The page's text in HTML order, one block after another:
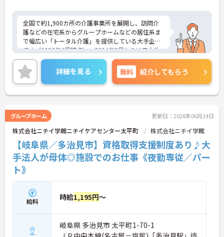
全国で約1,900カ所の介護事業所を展開し、訪問介
護などの在宅系からグループホームなどの居住系ま
で幅広い「トータル介護」を提供している大手企業
です（2026年4月時点）。2024年6月からは日本生
命グループの一員となり、さらに安定した経営基盤
のもとでお客様に安心をお届けしています。職員一
人ひとりの「働きやすさ」と「キャリア」を大切に
する社風が特徴です。福利厚生が非常に充実してお
り、10歳～18歳のお子様を持つ方への「子ども手
「保育利用手当」など、仕事と子育ての両立を強力
にバックアップしています。 また、資格取得を目指
せる支援制度（会社負担やキャッシュバック）が整
っており、スキルアップやキャリアアップ（サービ
ス提供責任者、管理者など）に向けた段階的な研修
も豊富です。日々の頑張りは手当や賃金制度でしっ
かりと評価されるため、高いモチベーションを保ち
ながら長く安心して働ける環境です。
＜家庭的で温かい！少人数のグループホーム＞家庭
的な雰囲気の中で、お一人おひとりに寄り添ったケ
アができるのが魅力です。認知症の方を対象として
いますが、介護度はお客様によって様々。食事や入
浴、排泄などの日常生活を支援しながら、まるで家
詳細を見る 無料 紹介してもらう
グループホーム 更新日：2026年06月24日
株式会社ニチイ学館ニチイケアセンター太平町 株式会社ニチイ学館
【岐阜県／多治見市】資格取得支援制度あり♪大
手法人が母体◎施設でのお仕事《夜勤専従／パー
ト》
給料 時給1,195円～
岐阜県 多治見市 太平町1-70-1